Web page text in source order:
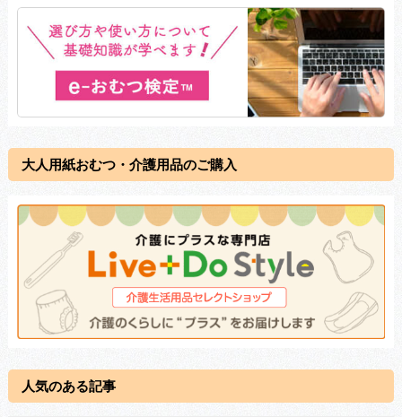
大人用紙おむつ・介護用品のご購入
人気のある記事